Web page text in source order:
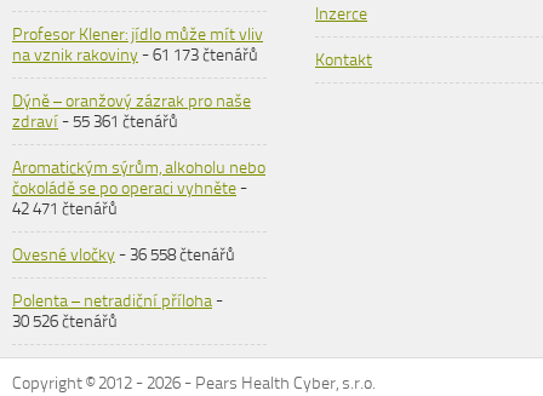
Profesor Klener: jídlo může mít vliv
na vznik rakoviny- 61 173 čtenářů
Dýně – oranžový zázrak pro naše
zdraví- 55 361 čtenářů
Aromatickým sýrům, alkoholu nebo
čokoládě se po operaci vyhněte-
42 471 čtenářů
Ovesné vločky- 36 558 čtenářů
Polenta – netradiční příloha-
30 526 čtenářů
Inzerce
Kontakt
Copyright © 2012 -2026 - Pears Health Cyber, s.r.o.